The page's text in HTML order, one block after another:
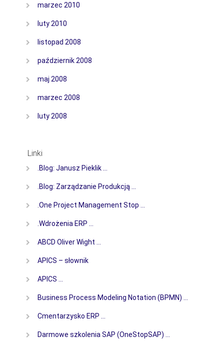
marzec 2010
luty 2010
listopad 2008
październik 2008
maj 2008
marzec 2008
luty 2008
Linki
.Blog: Janusz Pieklik …
.Blog: Zarządzanie Produkcją …
.One Project Management Stop …
.Wdrożenia ERP …
ABCD Oliver Wight …
APICS – słownik
APICS …
Business Process Modeling Notation (BPMN) …
Cmentarzysko ERP …
Darmowe szkolenia SAP (OneStopSAP) …